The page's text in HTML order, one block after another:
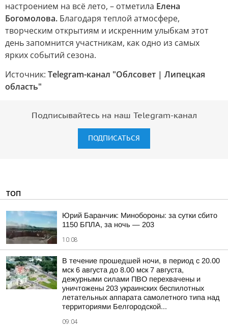
настроением на всё лето, – отметила Елена
Богомолова. Благодаря теплой атмосфере,
творческим открытиям и искренним улыбкам этот
день запомнится участникам, как одно из самых
ярких событий сезона.
Источник: Telegram-канал "Облсовет | Липецкая
область"
Подписывайтесь на наш Telegram-канал
ПОДПИСАТЬСЯ
ТОП
Юрий Баранчик: Минобороны: за сутки сбито
1150 БПЛА, за ночь — 203
10:08
В течение прошедшей ночи, в период с 20.00
мск 6 августа до 8.00 мск 7 августа,
дежурными силами ПВО перехвачены и
уничтожены 203 украинских беспилотных
летательных аппарата самолетного типа над
территориями Белгородской...
09:04